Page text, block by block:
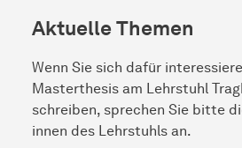
Aktuelle Themen
Wenn Sie sich dafür
Masterthesis am Lehrstuhl
schreiben, sprechen Sie bitte
innen des Lehrstuhls an.